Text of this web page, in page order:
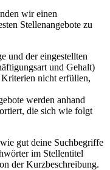
wir einen
Stellenangebote zu
und der eingestellten
und Gehalt)
Kriterien nicht erfüllen,
werden anhand
die sich wie folgt
gut deine Suchbegriffe
im Stellentitel
der Kurzbeschreibung.